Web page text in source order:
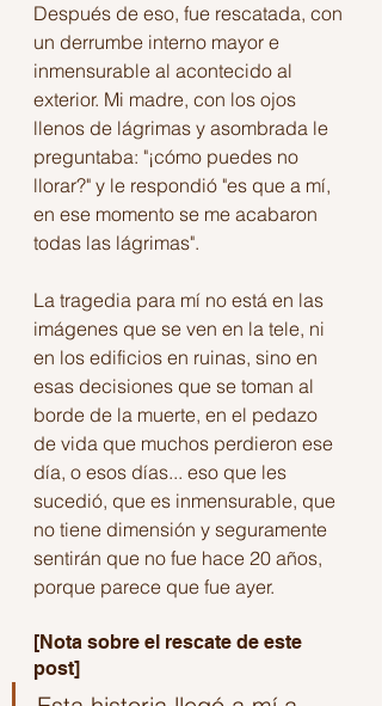
Después de eso, fue rescatada, con
un derrumbe interno mayor e
inmensurable al acontecido al
exterior. Mi madre, con los ojos
llenos de lágrimas y asombrada le
preguntaba: "¡cómo puedes no
llorar?" y le respondió "es que a mí,
en ese momento se me acabaron
todas las lágrimas".
La tragedia para mí no está en las
imágenes que se ven en la tele, ni
en los edificios en ruinas, sino en
esas decisiones que se toman al
borde de la muerte, en el pedazo
de vida que muchos perdieron ese
día, o esos días... eso que les
sucedió, que es inmensurable, que
no tiene dimensión y seguramente
sentirán que no fue hace 20 años,
porque parece que fue ayer.
[Nota sobre el rescate de este
post]